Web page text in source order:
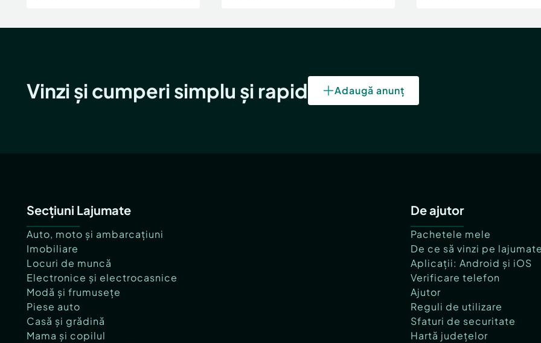
Vinzi și cumperi simplu și rapid Adaugă anunț
Secțiuni Lajumate
Auto, moto și ambarcațiuni
Imobiliare
Locuri de muncă
Electronice și electrocasnice
Modă și frumusețe
Piese auto
Casă și grădină
Mama și copilul
De ajutor
Pachetele mele
De ce să vinzi pe
Aplicații: Android și iOS
Verificare telefon
Ajutor
Reguli de utilizare
Sfaturi de securitate
Hartă județelor